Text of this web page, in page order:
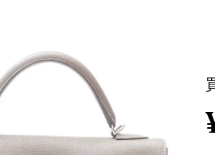
出張買取の
お申込み